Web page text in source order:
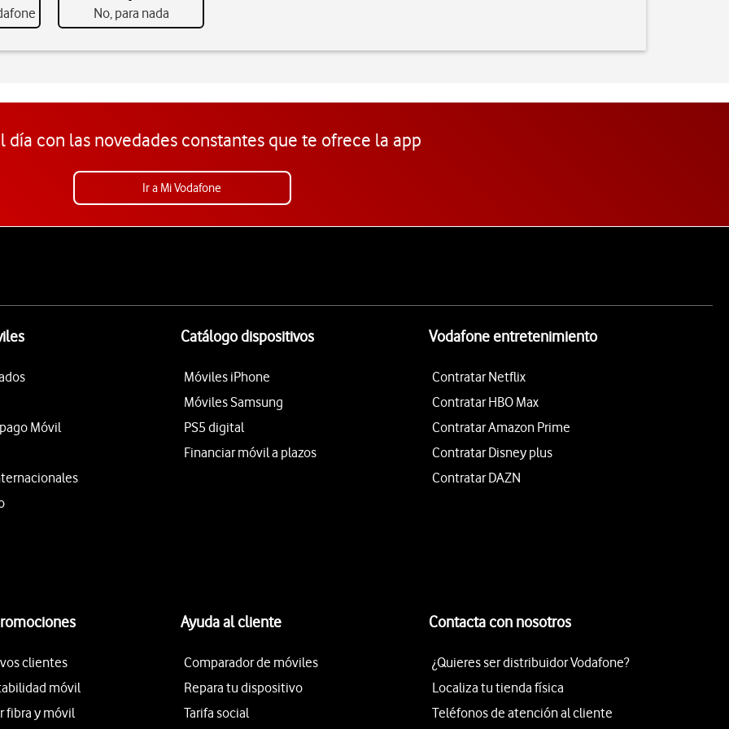
No, para nada
día con las novedades constantes que te ofrece la app
Ir a Mi Vodafone
Móvil
Catálogo dispositivos
Móviles iPhone
Móviles Samsung
PS5 digital
Financiar móvil a plazos
Vodafone entretenimiento
Contratar Netflix
Contratar HBO Max
Contratar Amazon Prime
Contratar Disney plus
Contratar DAZN
clientes
móvil
fibra y móvil
Ayuda al cliente
Comparador de móviles
Repara tu dispositivo
Tarifa social
Contacta con nosotros
¿Quieres ser distribuidor Vodafone?
Localiza tu tienda física
Teléfonos de atención al cliente